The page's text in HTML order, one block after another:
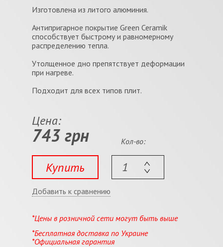
Изготовлена из литого алюминия.
Антипригарное покрытие Green Ceramik
способствует быстрому и равномерному
распределению тепла.
Утолщенное дно препятствует деформации
при нагреве.
Подходит для всех типов плит.
Цена:
743 грн
Купить
Кол-во:
Добавить к сравнению
*Цены в розничной сети могут быть выше
*Бесплатная доставка по Украине
*Официальная гарантия